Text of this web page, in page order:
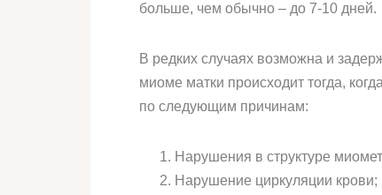
больше, чем обычно – до 7-10 дней.
В редких случаях возможна и
миоме матки происходит тогда,
по следующим причинам:
Нарушения в структуре
Нарушение циркуляции крови;